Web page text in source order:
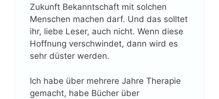
Zukunft Bekanntschaft mit solchen
Menschen machen darf. Und das solltet
ihr, liebe Leser, auch nicht. Wenn diese
Hoffnung verschwindet, dann wird es
sehr düster werden.
Ich habe über mehrere Jahre Therapie
gemacht, habe Bücher über